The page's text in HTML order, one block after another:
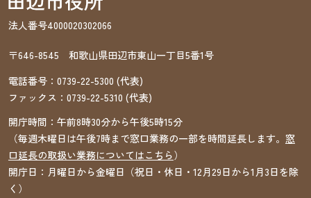
法人番号4000020302066
〒646-8545 和歌山県田辺市東山一丁目5番1号
電話番号： 0739-22-5300 (代表)
ファックス： 0739-22-5310 (代表)
開庁時間：午前8時30分から午後5時15分
（毎週木曜日は午後7時まで窓口業務の一部を時間延長します。 窓
口延長の取扱い業務についてはこちら）
開庁日：月曜日から金曜日（祝日・休日・12月29日から1月3日を除
く）